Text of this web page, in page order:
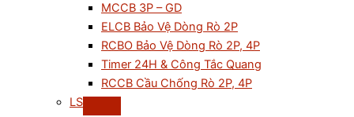
MCCB 3P – GD
ELCB Bảo Vệ Dòng Rò 2P
RCBO Bảo Vệ Dòng Rò 2P, 4P
Timer 24H & Công Tắc Quang
RCCB Cầu Chống Rò 2P, 4P
LS